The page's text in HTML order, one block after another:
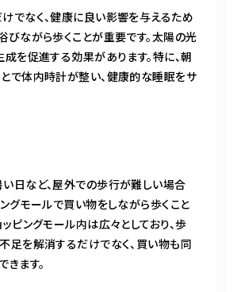
でなく、健康に良い影響を与えるため
びながら歩くことが重要です。太陽の光
成を促進する効果があります。特に、朝
で体内時計が整い、健康的な睡眠をサ
日など、屋外での歩行が難しい場合
ングモールで買い物をしながら歩くこと
ッピングモール内は広々としており、歩
足を解消するだけでなく、買い物も同
ます。